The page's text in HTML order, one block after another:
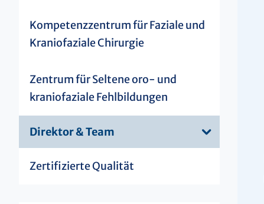
Kompetenzzentrum für Faziale und
Kraniofaziale Chirurgie
Zentrum für Seltene oro- und
kraniofaziale Fehlbildungen
Direktor & Team
Zertifizierte Qualität